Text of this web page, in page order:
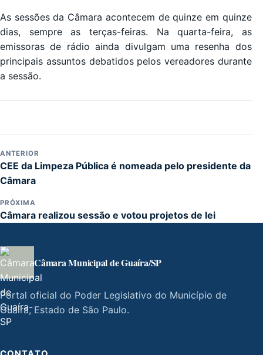
As sessões da Câmara acontecem de quinze em quinze
dias, sempre as terças-feiras. Na quarta-feira, as
emissoras de rádio ainda divulgam uma resenha dos
principais assuntos debatidos pelos vereadores durante
a sessão.
ANTERIOR
CEE da Limpeza Pública é nomeada pelo presidente da
Câmara
PRÓXIMA
Câmara realizou sessão e votou projetos de lei
Câmara Municipal de Guaíra/SP
Portal oficial do Poder Legislativo do Município de
Guaíra, Estado de São Paulo.